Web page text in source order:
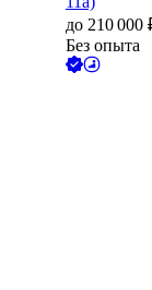
до 210 000
Без опыта